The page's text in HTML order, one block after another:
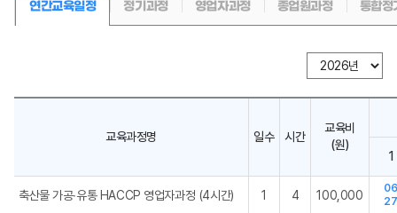
연간교육일정 정기과정 영업자과정 종업원과정 통합정
교육과정명 일수 시간
교육비
(원)
1
축산물 가공∙유통 HACCP 영업자과정 (4시간) 1 4 100,000
06
27